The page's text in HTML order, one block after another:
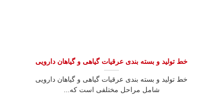
خط تولید و بسته بندی عرقیات گیاهی و گیاهان دارویی
خط تولید و بسته بندی عرقیات گیاهی و گیاهان دارویی
شامل مراحل مختلفی است که...